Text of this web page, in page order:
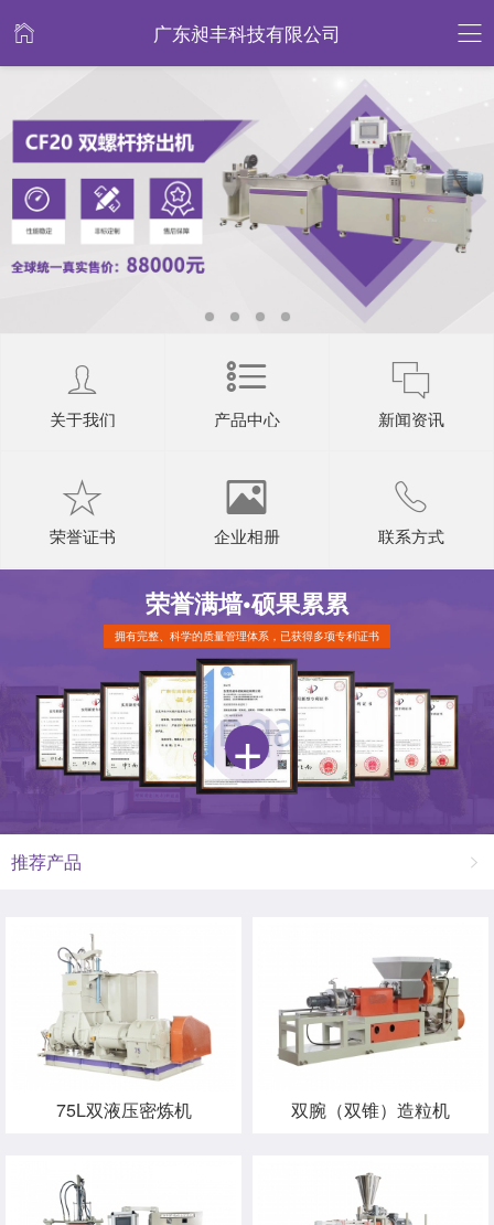
广东昶丰科技有限公司
关于我们 产品中心 新闻资讯
荣誉证书 企业相册 联系方式
荣誉满墙•硕果累累
拥有完整、科学的质量管理体系，已获得多项专利证书
推荐产品
75L双液压密炼机 双腕（双锥）造粒机